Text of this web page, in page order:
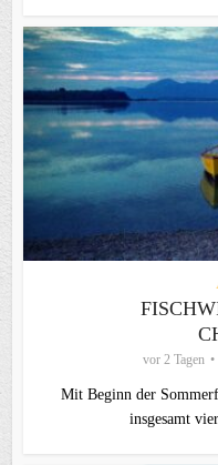
vor 2 Tagen
Mit Beginn der
insgesamt